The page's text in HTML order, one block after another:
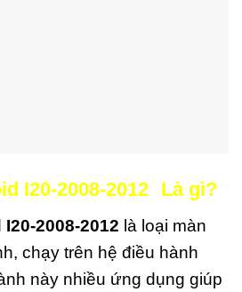
I20-2008-2012 Là gì?
2008-2012 là loại màn
chạy trên hệ điều hành
này nhiều ứng dụng giúp